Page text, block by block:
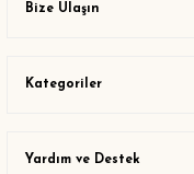
Bize Ulaşın
Kategoriler
Yardım ve Destek